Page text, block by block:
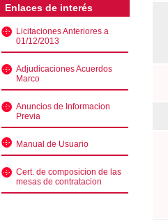
Enlaces de interés
Licitaciones Anteriores a
01/12/2013
Adjudicaciones Acuerdos
Marco
Anuncios de Informacion
Previa
Manual de Usuario
Cert. de composicion de las
mesas de contratacion